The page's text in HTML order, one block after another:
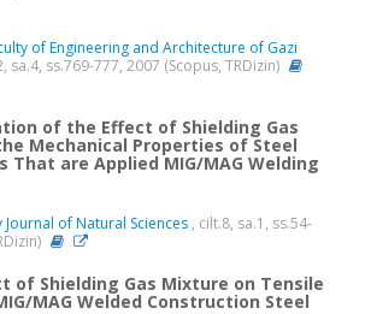
of Engineering and Architecture of Gazi
sa.4, ss.769-777, 2007 (Scopus, TRDizin)
of the Effect of Shielding Gas
Mechanical Properties of Steel
That are Applied MIG/MAG Welding
of Natural Sciences , cilt.8, sa.1, ss.54-
of Shielding Gas Mixture on Tensile
MAG Welded Construction Steel